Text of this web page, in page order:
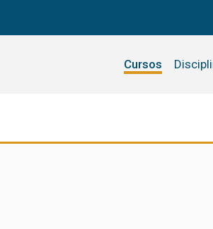
Cursos